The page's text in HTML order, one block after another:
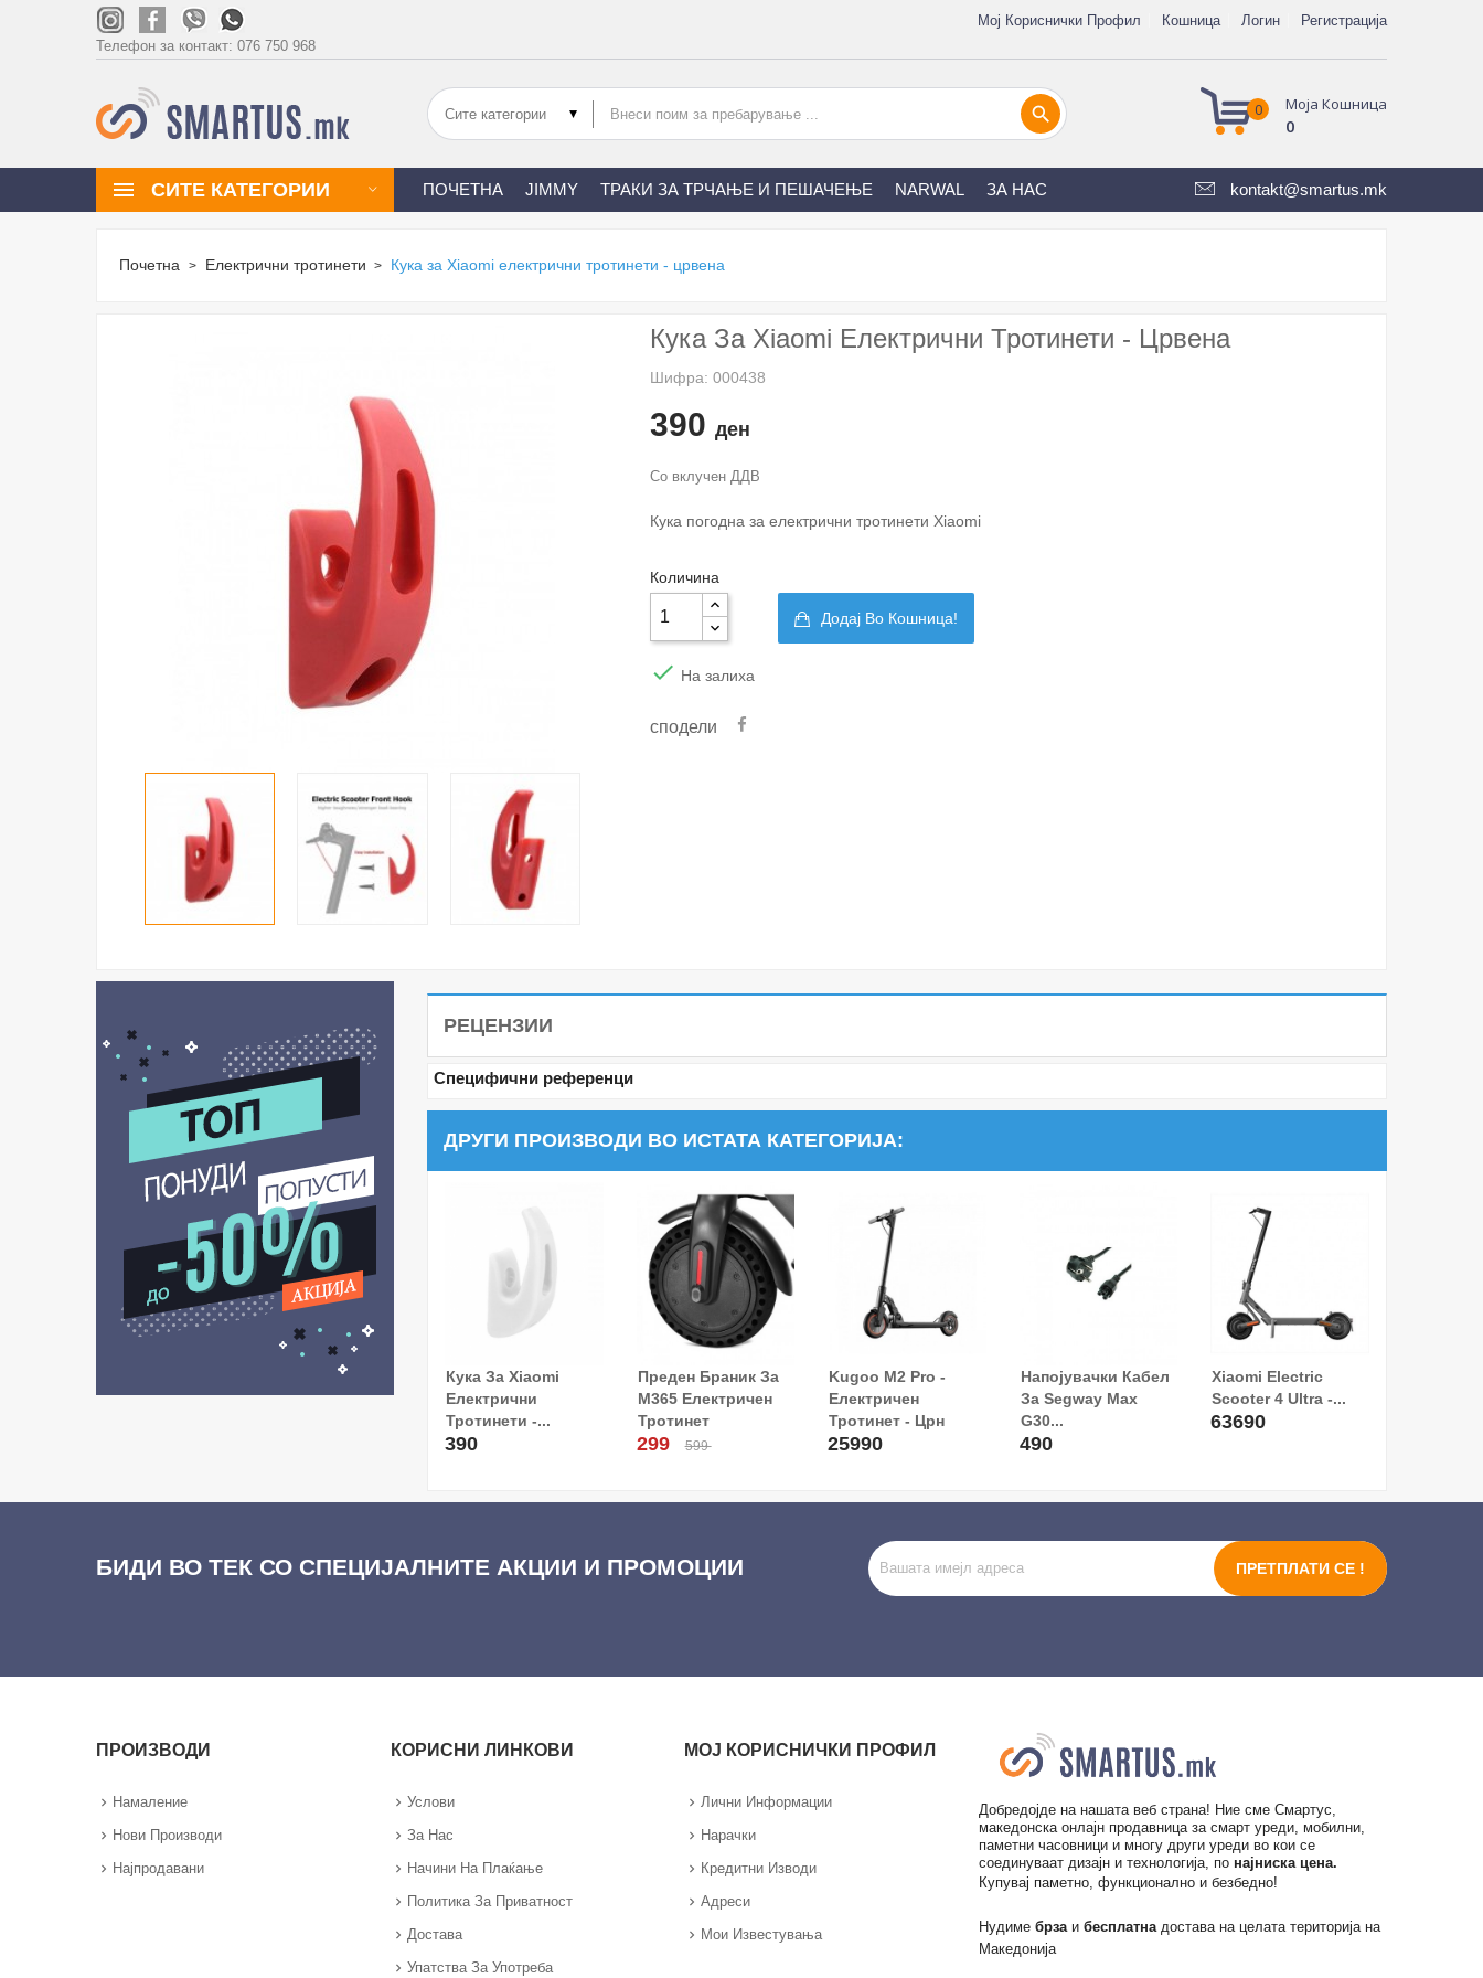
Мој Кориснички Профил Кошница Логин
Регистрација
Телефон за контакт: 076 750 968
Моја Кошница
0
0
search
kontakt@smartus.mk
СИТЕ КАТЕГОРИИ ПОЧЕТНА JIMMY ТРАКИ ЗА ТРЧАЊЕ И ПЕШАЧЕЊЕ NARWAL ЗА НАС
Почетна Електрични тротинети Кука за Xiaomi електрични тротинети - црвена
Кука За Xiaomi Електрични Тротинети - Црвена
Шифра: 000438
390 ден
Со вклучен ДДВ
Кука погодна за електрични тротинети Xiaomi
Количина
Додај Во Кошница!
 На залиха
сподели
РЕЦЕНЗИИ
Специфични референци
ДРУГИ ПРОИЗВОДИ ВО ИСТАТА КАТЕГОРИЈА:
Кука За Xiaomi
Електрични
Тротинети -...
390
Додај Во Кошница!
Преден Браник За
M365 Електричен
Тротинет
299 599
Додај Во Кошница!
Kugoo M2 Pro -
Електричен
Тротинет - Црн
25990
Напојувачки Кабел
За Segway Max
G30...
490
Xiaomi Electric
Scooter 4 Ultra -...
63690
БИДИ ВО ТЕК СО СПЕЦИЈАЛНИТЕ АКЦИИ И ПРОМОЦИИ ПРЕТПЛАТИ СЕ !
ПРОИЗВОДИ
Намаление
Нови Производи
Најпродавани
КОРИСНИ ЛИНКОВИ
Услови
За Нас
Начини На Плаќање
Политика За Приватност
Достава
Упатства За Употреба
МОЈ КОРИСНИЧКИ ПРОФИЛ
Лични Информации
Нарачки
Кредитни Изводи
Адреси
Мои Известувања
Добредојде на нашата веб страна! Ние сме Смартус,
македонска онлајн продавница за смарт уреди, мобилни,
паметни часовници и многу други уреди во кои се
соединуваат дизајн и технологија, по најниска цена.
Купувај паметно, функционално и безбедно!
Нудиме брза и бесплатна достава на целата територија на
Македонија